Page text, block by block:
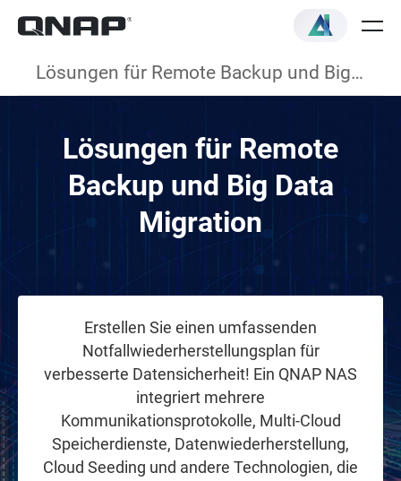
Lösungen für Remote Backup und Big Data Migration
Lösungen für Remote
Backup und Big Data
Migration
Erstellen Sie einen umfassenden
Notfallwiederherstellungsplan für
verbesserte Datensicherheit! Ein QNAP NAS
integriert mehrere
Kommunikationsprotokolle, Multi-Cloud
Speicherdienste, Datenwiederherstellung,
Cloud Seeding und andere Technologien, die